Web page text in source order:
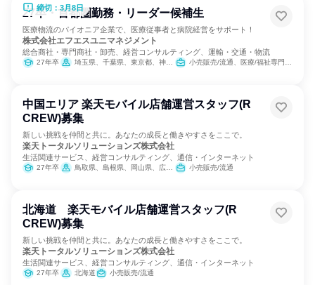
締切：3月8日
27卒・首都圏勤務・リーダー候補生
医療物流のパイオニア企業で、医療従事者と病院経営をサポート！
株式会社エフエスユニマネジメント
総合商社・専門商社・卸売、経営コンサルティング、運輸・交通・物流
27年卒 埼玉県、千葉県、東京都、神奈川県 小売販売/流通、医療/福祉専門職、交通/運輸、SCM/生産管理/購買/物流
中国エリア 楽天モバイル店舗運営スタッフ(R
CREW)募集
新しい挑戦を仲間と共に。あなたの成長と働きやすさをここで。
楽天トータルソリューションズ株式会社
生活関連サービス、経営コンサルティング、通信・インターネット
27年卒 鳥取県、島根県、岡山県、広島県、山口県 小売販売/流通
北海道 楽天モバイル店舗運営スタッフ(R
CREW)募集
新しい挑戦を仲間と共に。あなたの成長と働きやすさをここで。
楽天トータルソリューションズ株式会社
生活関連サービス、経営コンサルティング、通信・インターネット
27年卒 北海道 小売販売/流通